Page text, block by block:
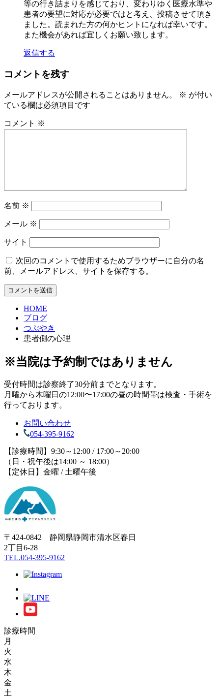
等の行き詰まりを感じており、変わりゆく医療水準や
患者の要望に対応が必要ではと考え、投稿させて頂き
ました。読まれた方の何かヒントになれば幸いです。
また機会があれば宜しくお願い致します。
返信する
コメントを残す
メールアドレスが公開されることはありません。 ※ が付い
ている欄は必須項目です
コメント ※
名前 ※
メール ※
サイト
次回のコメントで使用するためブラウザーに自分の名
前、メールアドレス、サイトを保存する。
HOME
ブログ
つぶやき
患者側の心理
※当院は予約制ではありません
受付時間は診察終了30分前までとなります。
月曜から木曜日の12:00〜17:00の昼の時間帯は検査・手術を
行っております。
お問い合わせ
054-395-9162
【診療時間】9:30～12:00 / 17:00～20:00
（日・祝午後は14:00 ～ 18:00）
【定休日】金曜 / 土曜午後
〒424-0842 静岡県静岡市清水区春日
2丁目6-28
TEL.054-395-9162
診療時間
月
火
水
木
金
土